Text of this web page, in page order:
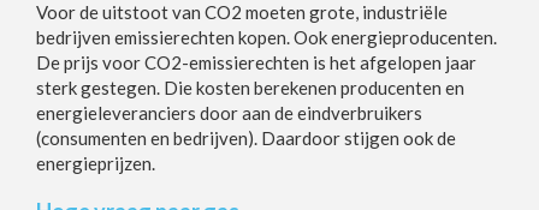
Voor de uitstoot van CO2 moeten grote, industriële
bedrijven emissierechten kopen. Ook energieproducenten.
De prijs voor CO2-emissierechten is het afgelopen jaar
sterk gestegen. Die kosten berekenen producenten en
energieleveranciers door aan de eindverbruikers
(consumenten en bedrijven). Daardoor stijgen ook de
energieprijzen.